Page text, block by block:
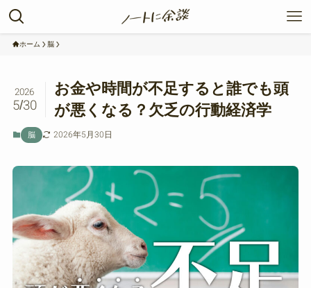
ホーム 脳
お金や時間が不足すると誰でも頭
が悪くなる？欠乏の行動経済学
2026
5/30
脳 2026年5月30日